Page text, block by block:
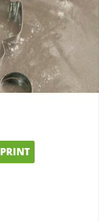
PRINT